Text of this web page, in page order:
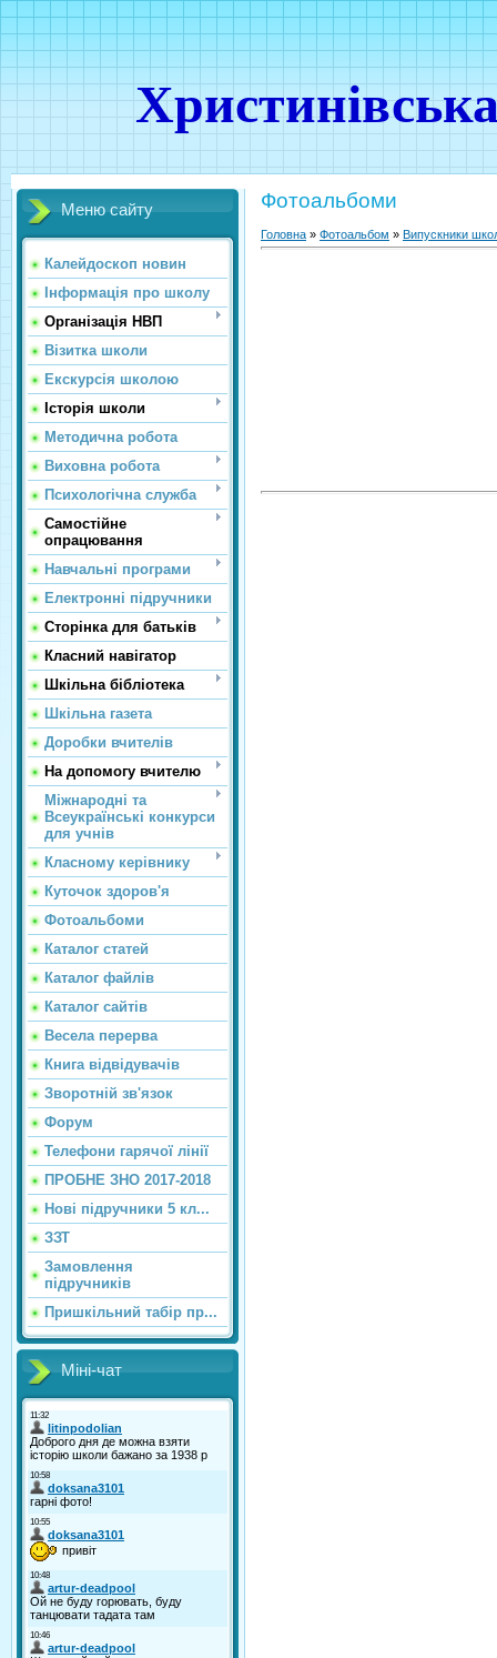
Меню сайту
Калейдоскоп новин
Інформація про школу
Організація НВП
Візитка школи
Екскурсія школою
Історія школи
Методична робота
Виховна робота
Психологічна служба
Самостійне
опрацювання
Навчальні програми
Електронні підручники
Сторінка для батьків
Класний навігатор
Шкільна бібліотека
Шкільна газета
Доробки вчителів
На допомогу вчителю
Міжнародні та
Всеукраїнські конкурси
для учнів
Класному керівнику
Куточок здоров'я
Фотоальбоми
Каталог статей
Каталог файлів
Каталог сайтiв
Весела перерва
Книга відвідувачів
Зворотній зв'язок
Форум
Телефони гарячої лінії
ПРОБНЕ ЗНО 2017-2018
Нові підручники 5 кл...
ЗЗТ
Замовлення
підручників
Пришкільний табір пр...
Міні-чат
Фотоальбоми
Головна » Фотоальбом » Випускники